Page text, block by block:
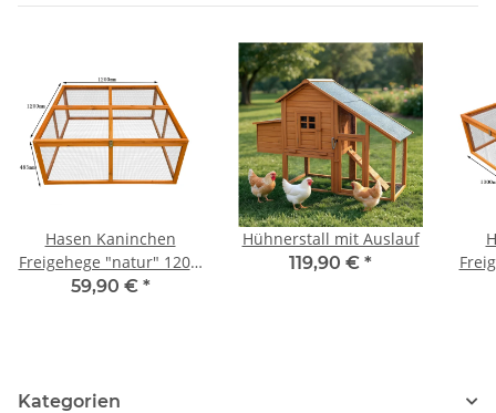
Hasen Kaninchen
Freigehege "natur" 120 x
120 x 48,5 cm
59,90 € *
Hühnerstall mit Auslauf
119,90 € *
Kategorien